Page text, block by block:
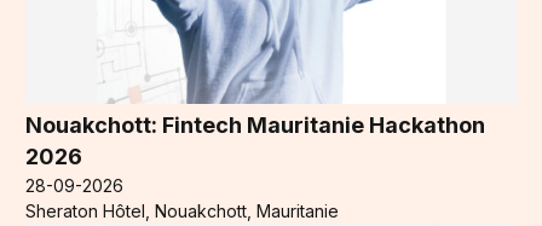
Nouakchott: Fintech Mauritanie Hackathon
2026
28-09-2026
Sheraton Hôtel, Nouakchott, Mauritanie